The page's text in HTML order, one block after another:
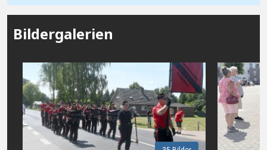
Bildergalerien